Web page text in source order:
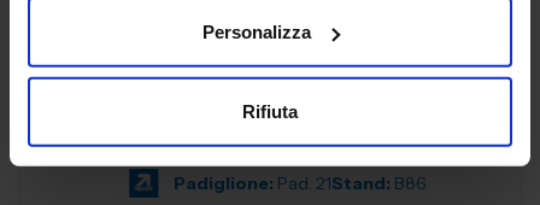
Personalizza
Rifiuta
Siamo un Managed Security Service Provider (MSSP),
specializzato nella progettazione, gestione e
Padiglione: Pad. 21Stand: B86